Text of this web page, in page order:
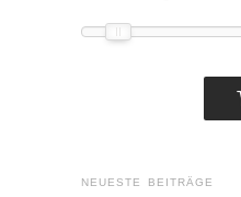
NEUESTE BEITRÄGE